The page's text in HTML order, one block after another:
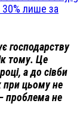
лише за
господарству
тому. Це
а до сівби
при цьому не
проблема не